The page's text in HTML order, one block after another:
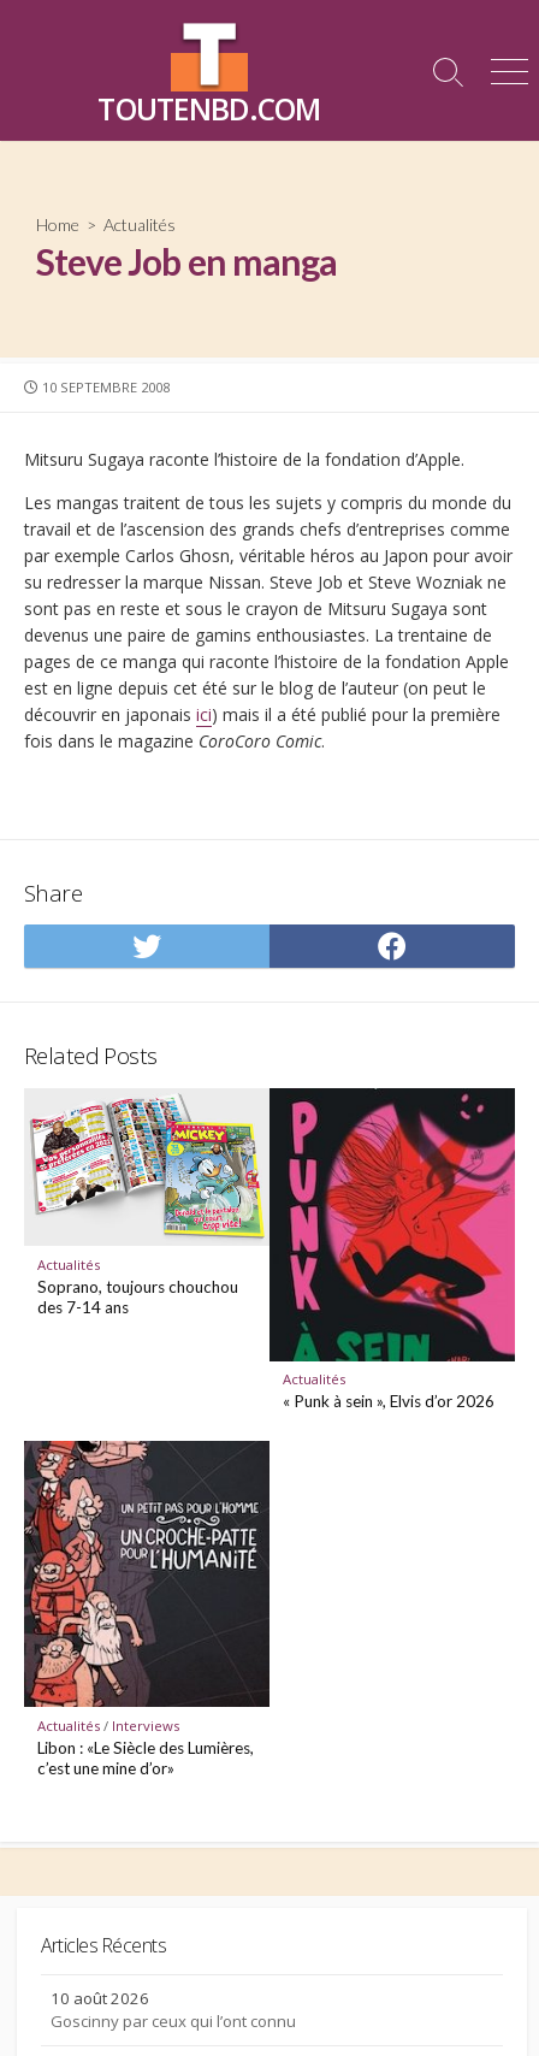
TOUTENBD.COM
Search
Home > Actualités
Steve Job en manga
PUBLISHED
10 SEPTEMBRE 2008
Mitsuru Sugaya raconte l’histoire de la fondation d’Apple.
Les mangas traitent de tous les sujets y compris du monde du
travail et de l’ascension des grands chefs d’entreprises comme
par exemple Carlos Ghosn, véritable héros au Japon pour avoir
su redresser la marque Nissan. Steve Job et Steve Wozniak ne
sont pas en reste et sous le crayon de Mitsuru Sugaya sont
devenus une paire de gamins enthousiastes. La trentaine de
pages de ce manga qui raconte l’histoire de la fondation Apple
est en ligne depuis cet été sur le blog de l’auteur (on peut le
découvrir en japonais ici) mais il a été publié pour la première
fois dans le magazine CoroCoro Comic.
Share
Share
on
on
Related Posts
Actualités
Soprano, toujours chouchou
des 7-14 ans
Actualités
« Punk à sein », Elvis d’or 2026
Actualités/ Interviews
Libon : «Le Siècle des Lumières,
c’est une mine d’or»
Articles Récents
10 août 2026
Goscinny par ceux qui l’ont connu